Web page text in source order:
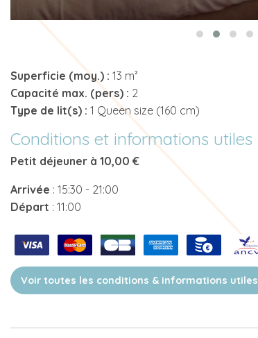
Superficie (moy.) : 13 m²
Capacité max. (pers) : 2
Type de lit(s) : 1 Queen size (160 cm)
Conditions et informations utiles
Petit déjeuner à 10,00 €
Arrivée : 15:30 - 21:00
Départ : 11:00
Voir toutes les conditions & informations utiles